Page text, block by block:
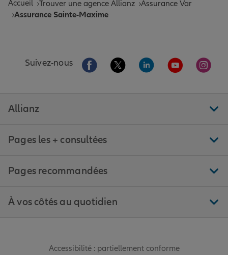
Accueil Trouver une agence Allianz Assurance Var
Assurance Sainte-Maxime
Suivez-nous Aller sur la page Facebook de Allianz
Aller sur la page Twitter de
Aller sur la page
Aller sur la
Aller
Allianz
Pages les + consultées
Pages recommandées
À vos côtés au quotidien
Accessibilité : partiellement conforme